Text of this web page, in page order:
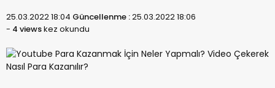
25.03.2022 18:04 Güncellenme :25.03.2022 18:06
- 4 viewskez okundu